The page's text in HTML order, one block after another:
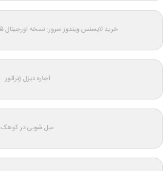
خرید لایسنس ویندوز سرور: نسخه اورجینال Windows Server 2025
اجاره دیزل ژنراتور
مبل شویی در کوهک